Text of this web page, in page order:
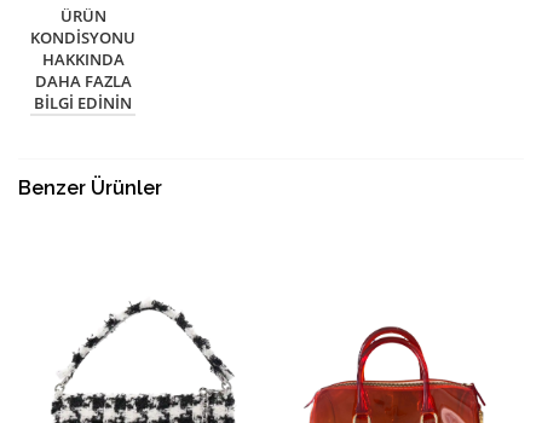
ÜRÜN
KONDISYONU
HAKKINDA
DAHA FAZLA
BILGI EDININ
Benzer Ürünler